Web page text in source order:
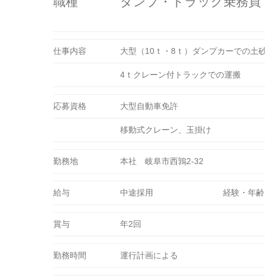
仕事内容 大型（10ｔ・8ｔ）ダンプカーでの土
4ｔクレーン付トラックでの運搬
応募資格 大型自動車免許
移動式クレーン、玉掛け
勤務地 本社 岐阜市西鶉2-32
給与 中途採用 経験・年
賞与 年2回
勤務時間 運行計画による